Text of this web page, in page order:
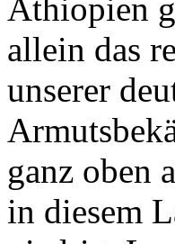
Äthiopien
allein das
unserer
ganz oben
in diesem